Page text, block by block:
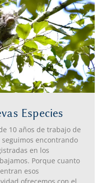
Especies
10 años de trabajo de
encontrando
en los
Porque cuanto
esos